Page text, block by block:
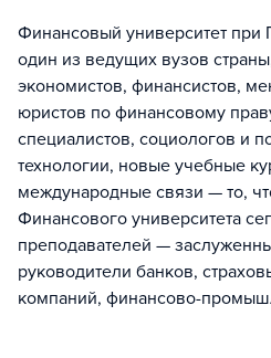
Финансовый университет при
один из ведущих вузов
экономистов, финансистов,
юристов по финансовому
специалистов, социологов и
технологии, новые учебные
международные связи — то,
Финансового университета
преподавателей —
руководители банков,
компаний, финансово-